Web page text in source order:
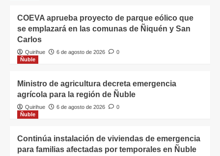
COEVA aprueba proyecto de parque eólico que
se emplazará en las comunas de Ñiquén y San
Carlos
Quirihue 6 de agosto de 2026
0
Ñuble
Ministro de agricultura decreta emergencia
agrícola para la región de Ñuble
Quirihue 6 de agosto de 2026
0
Ñuble
Continúa instalación de viviendas de emergencia
para familias afectadas por temporales en Ñuble